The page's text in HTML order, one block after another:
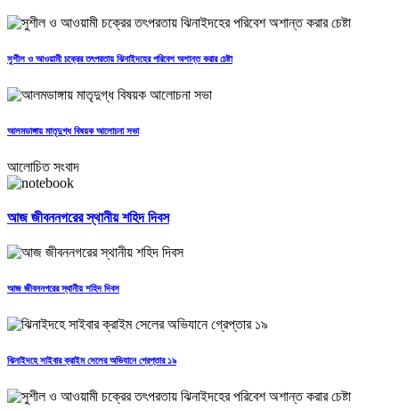
সুশীল ও আওয়ামী চক্রের তৎপরতায় ঝিনাইদহের পরিবেশ অশান্ত করার চেষ্টা
আলমডাঙ্গায় মাতৃদুগ্ধ বিষয়ক আলোচনা সভা
আলোচিত সংবাদ
আজ জীবননগরের স্থানীয় শহিদ দিবস
আজ জীবননগরের স্থানীয় শহিদ দিবস
ঝিনাইদহে সাইবার ক্রাইম সেলের অভিযানে গ্রেপ্তার ১৯